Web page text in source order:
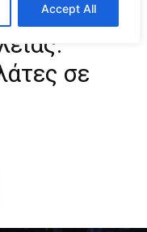
Accept All
αγορά
σε